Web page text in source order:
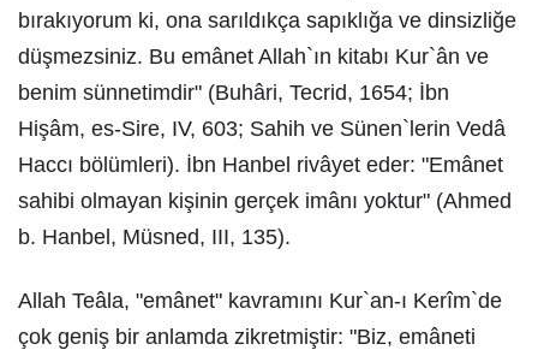
bırakıyorum ki, ona sarıldıkça sapıklığa ve dinsizliğe
düşmezsiniz. Bu emânet Allah`ın kitabı Kur`ân ve
benim sünnetimdir" (Buhâri, Tecrid, 1654; İbn
Hişâm, es-Sire, IV, 603; Sahih ve Sünen`lerin Vedâ
Haccı bölümleri). İbn Hanbel rivâyet eder: "Emânet
sahibi olmayan kişinin gerçek imânı yoktur" (Ahmed
b. Hanbel, Müsned, III, 135).
Allah Teâla, "emânet" kavramını Kur`an-ı Kerîm`de
çok geniş bir anlamda zikretmiştir: "Biz, emâneti